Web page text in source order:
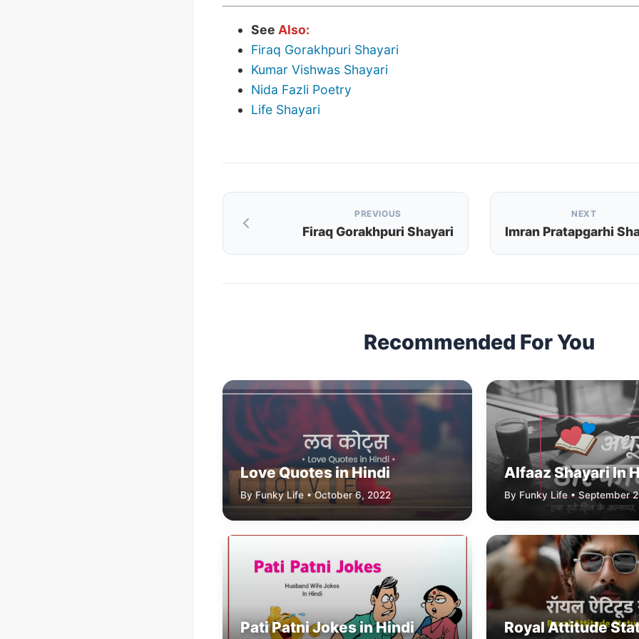
See Also:
Firaq Gorakhpuri Shayari
Kumar Vishwas Shayari
Nida Fazli Poetry
Life Shayari
Post
navigation
PREVIOUS
Firaq Gorakhpuri Shayari
NEXT
Imran Pratapgarhi
Recommended For You
Love Quotes in Hindi
By Funky Life • October 6, 2022
Alfaaz Shayari In
By Funky Life • September
Pati Patni Jokes in Hindi Royal Attitude